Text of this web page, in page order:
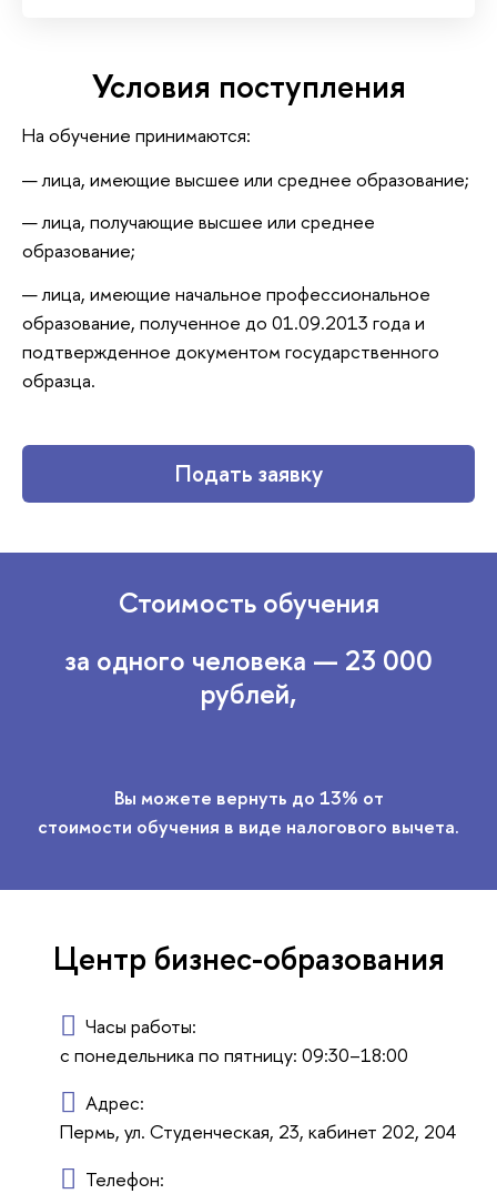
Условия поступления
На обучение принимаются:
лица, имеющие высшее или среднее образование;
лица, получающие высшее или среднее
образование;
лица, имеющие начальное профессиональное
образование, полученное до 01.09.2013 года и
подтвержденное документом государственного
образца.
Подать заявку
Стоимость обучения
за одного человека — 23 000
рублей,
Вы можете вернуть до 13% от
стоимости обучения в виде налогового вычета.
Центр бизнес-образования
Часы работы:
с понедельника по пятницу: 09:30–18:00
Адрес:
Пермь, ул. Студенческая, 23, кабинет 202, 204
Телефон: